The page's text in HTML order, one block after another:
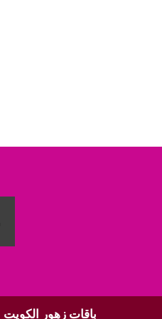
باقات زهور الكويت